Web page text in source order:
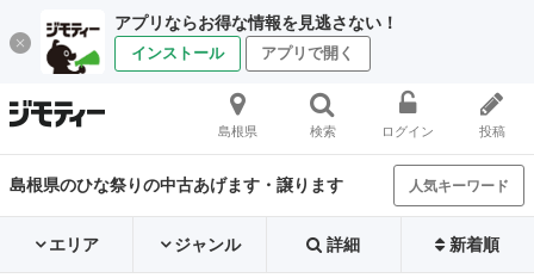
アプリならお得な情報を見逃さない！
インストール アプリで開く
島根県 検索 ログイン 投稿
島根県のひな祭りの中古あげます・譲ります 人気キーワード
エリア ジャンル 詳細 新着順